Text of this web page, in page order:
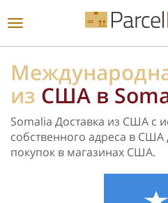
ПОСМОТРЕТЬ ВСЕ
Переключить
из США в
Somalia Доставка из США с
собственного адреса в
покупок в магазинах США.